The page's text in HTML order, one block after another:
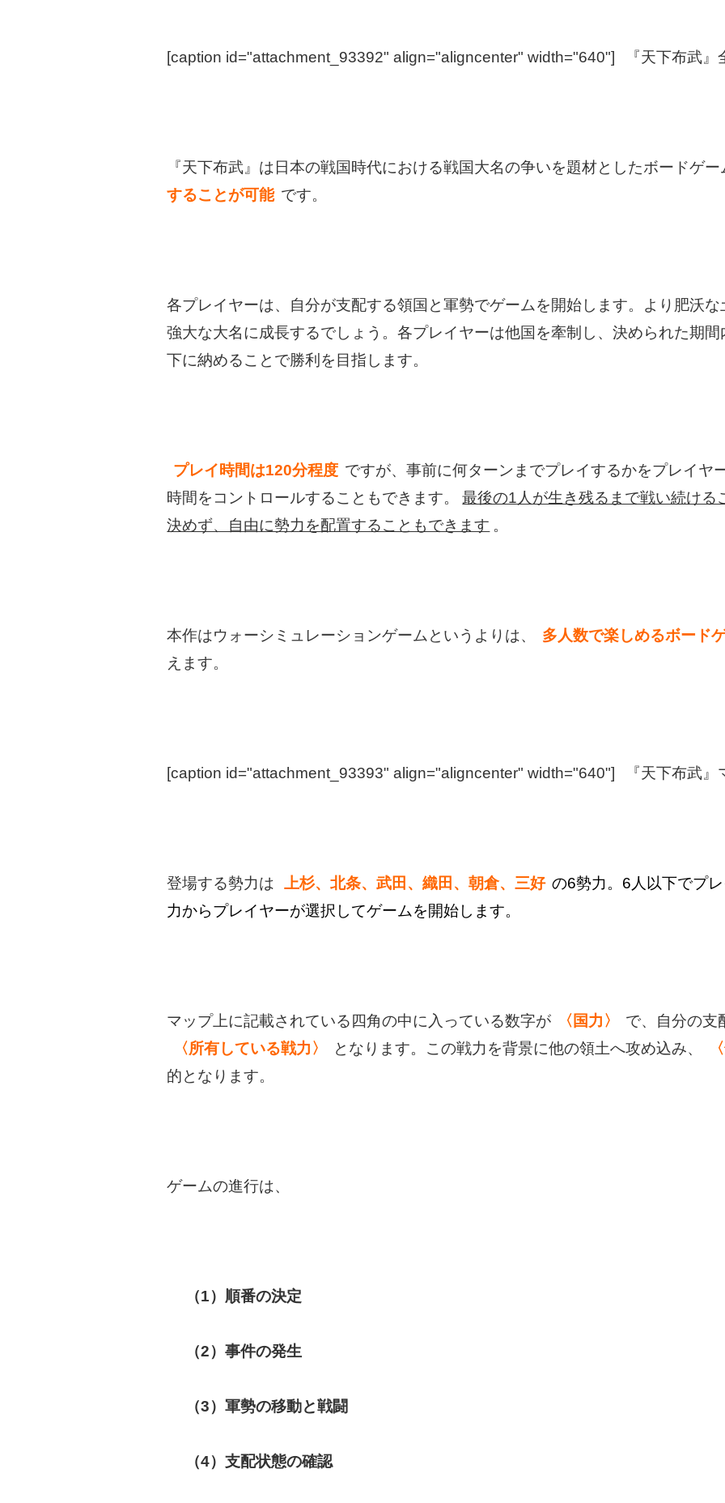
[caption id="attachment_93392" align="aligncenter" width="640"] 『天下布武
『天下布武』は日本の戦国時代における戦国大名の争いを題材としたボードゲ
することが可能 です。
各プレイヤーは、自分が支配する領国と軍勢でゲームを開始します。より肥沃
強大な大名に成長するでしょう。各プレイヤーは他国を牽制し、決められた期
下に納めることで勝利を目指します。
プレイ時間は120分程度 ですが、事前に何ターンまでプレイするかをプレイヤ
時間をコントロールすることもできます。
最後の1人が生き残るまで戦い続ける
決めず、自由に勢力を配置することもできます 。
本作はウォーシミュレーションゲームというよりは、
多人数で楽しめるボード
えます。
[caption id="attachment_93393" align="aligncenter" width="640"] 『天下布武
登場する勢力は 上杉、北条、武田、織田、朝倉、三好 の6勢力。6人以下でプ
力からプレイヤーが選択してゲームを開始します。
マップ上に記載されている四角の中に入っている数字が 〈国力〉
で、自分の支
〈所有している戦力〉
となります。この戦力を背景に他の領土へ攻め込み、
的となります。
ゲームの進行は、
（1）順番の決定
（2）事件の発生
（3）軍勢の移動と戦闘
（4）支配状態の確認